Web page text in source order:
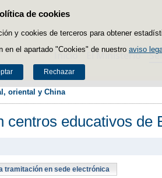
de cookies
y cookies de terceros para obtener
en el apartado "Cookies" de nuestro aviso
Rechazar
Saltar al contenido
Inicio El Ministerio
oriental y China
educativos de
tramitación en sede electrónica